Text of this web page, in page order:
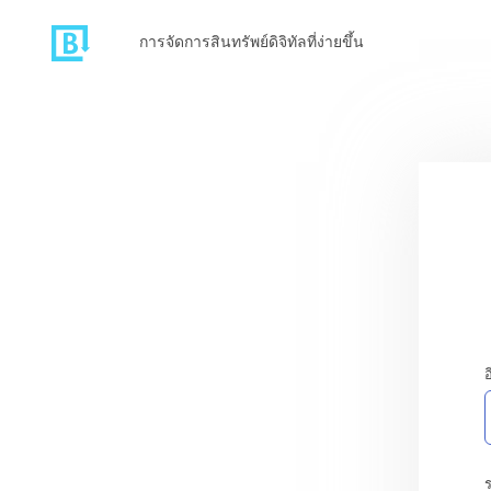
การจัดการสินทรัพย์ดิจิทัลที่ง่ายขึ้น